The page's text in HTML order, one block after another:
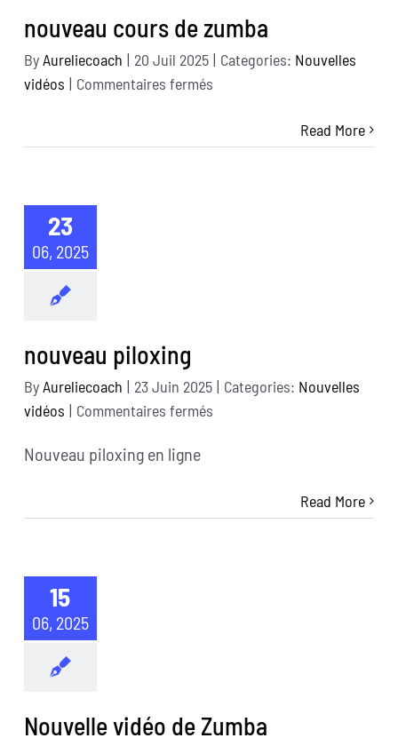
nouveau cours de zumba
ByAureliecoach | 20 Juil 2025 | Categories: Nouvelles
vidéos | Commentaires ferméssur
Read More
23
06, 2025
nouveau piloxing
ByAureliecoach | 23 Juin 2025 | Categories: Nouvelles
vidéos | Commentaires ferméssur
Nouveau piloxing en ligne
Read More
15
06, 2025
Nouvelle vidéo de Zumba